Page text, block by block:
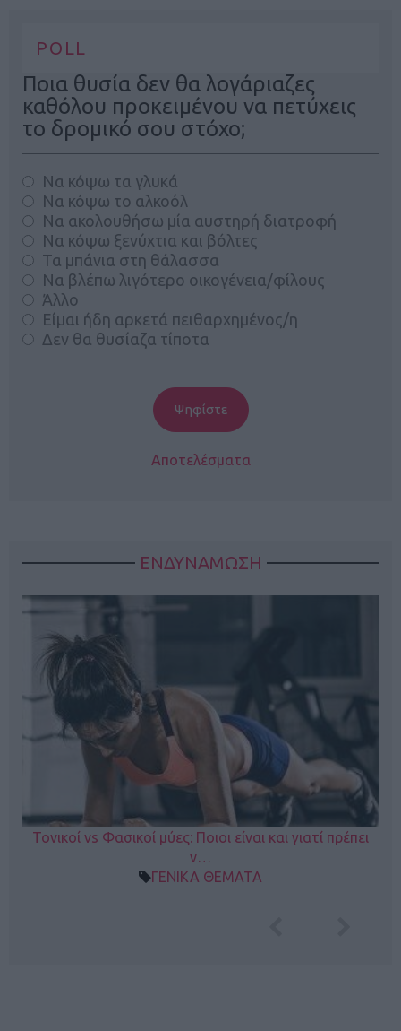
POLL
Ποια θυσία δεν θα λογάριαζες
καθόλου προκειμένου να πετύχεις
το δρομικό σου στόχο;
Να κόψω τα γλυκά
Να κόψω το αλκοόλ
Να ακολουθήσω μία αυστηρή διατροφή
Να κόψω ξενύχτια και βόλτες
Τα μπάνια στη θάλασσα
Να βλέπω λιγότερο οικογένεια/φίλους
Άλλο
Είμαι ήδη αρκετά πειθαρχημένος/η
Δεν θα θυσίαζα τίποτα
Αποτελέσματα
ΕΝΔΥΝΑΜΩΣΗ
Τονικοί vs Φασικοί μύες: Ποιοι είναι και γιατί πρέπει
ν…
ΓΕΝΙΚΑ ΘΕΜΑΤΑ